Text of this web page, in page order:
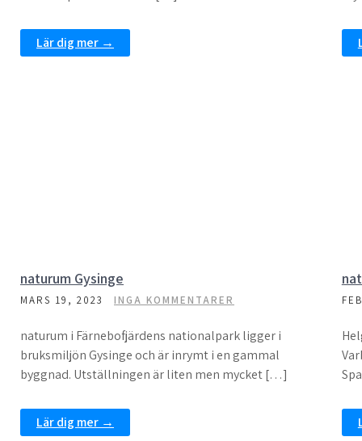
Lär dig mer →
naturum Gysinge
MARS 19, 2023 INGA KOMMENTARER
naturum i Färnebofjärdens nationalpark ligger i
bruksmiljön Gysinge och är inrymt i en gammal
byggnad. Utställningen är liten men mycket […]
Lär dig mer →